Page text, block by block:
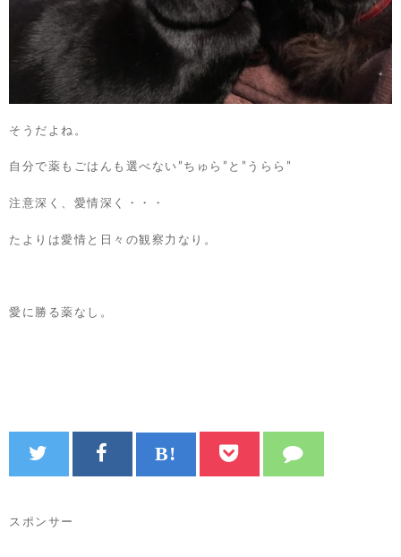
そうだよね。
自分で薬もごはんも選べない”ちゅら”と”うらら”
注意深く、愛情深く・・・
たよりは愛情と日々の観察力なり。
愛に勝る薬なし。
スポンサー